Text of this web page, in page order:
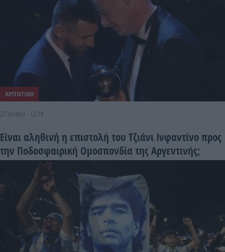
ΑΡΓΕΝΤΙΝΗ
27 Ιουλίου - 12:18
Είναι αληθινή η επιστολή του Τζιάνι Ινφαντίνο προς
την Ποδοσφαιρική Ομοσπονδία της Αργεντινής;